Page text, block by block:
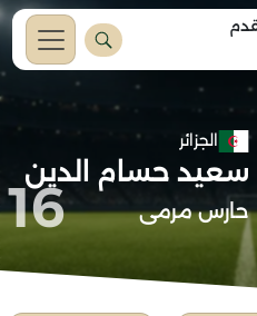
الجزائر
سعيد حسام الدين
حارس مرمى 16